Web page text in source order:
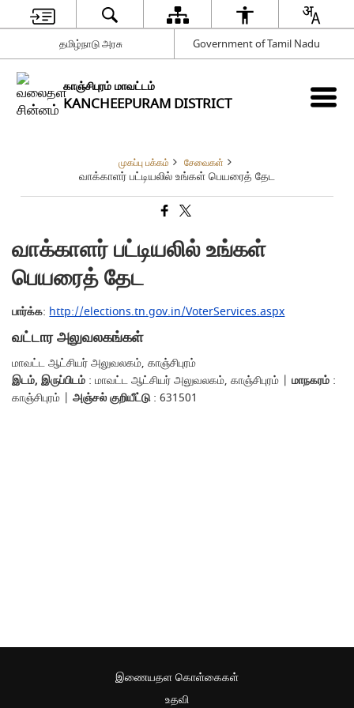
தமிழ்நாடு அரசு Government of Tamil Nadu
காஞ்சிபுரம் மாவட்டம்
KANCHEEPURAM DISTRICT
முகப்பு பக்கம் சேவைகள்
வாக்காளர் பட்டியலில் உங்கள் பெயரைத் தேட
வாக்காளர் பட்டியலில் உங்கள்
பெயரைத் தேட
பார்க்க: http://elections.tn.gov.in/VoterServices.aspx
வட்டார அலுவலகங்கள்
மாவட்ட ஆட்சியர் அலுவலகம், காஞ்சிபுரம்
இடம், இருப்பிடம் : மாவட்ட ஆட்சியர் அலுவலகம், காஞ்சிபுரம் |மாநகரம் :
காஞ்சிபுரம் |அஞ்சல் குறியீட்டு: 631501
இணையதள கொள்கைகள்
உதவி